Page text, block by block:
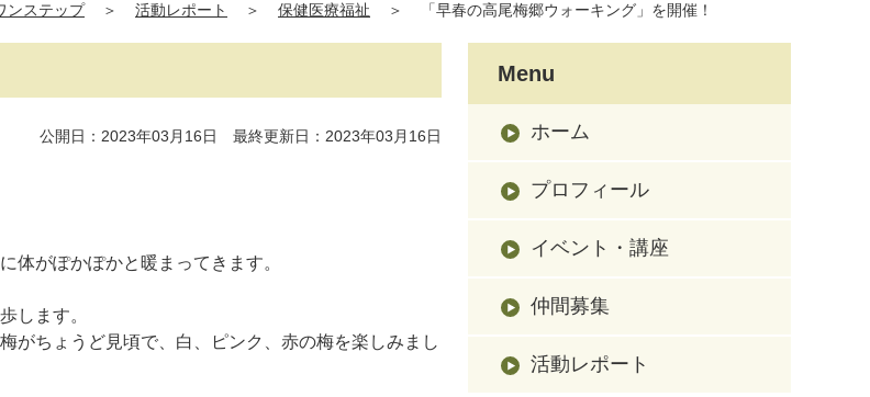
ンステップ ＞ 活動レポート ＞ 保健医療福祉 ＞ 「早春の高尾梅郷ウォーキング」を開催！
公開日：2023年03月16日 最終更新日：2023年03月16日
体がぽかぽかと暖まってきます。
します。
がちょうど見頃で、白、ピンク、赤の梅を楽しみまし
Menu
ホーム
プロフィール
イベント・講座
仲間募集
活動レポート